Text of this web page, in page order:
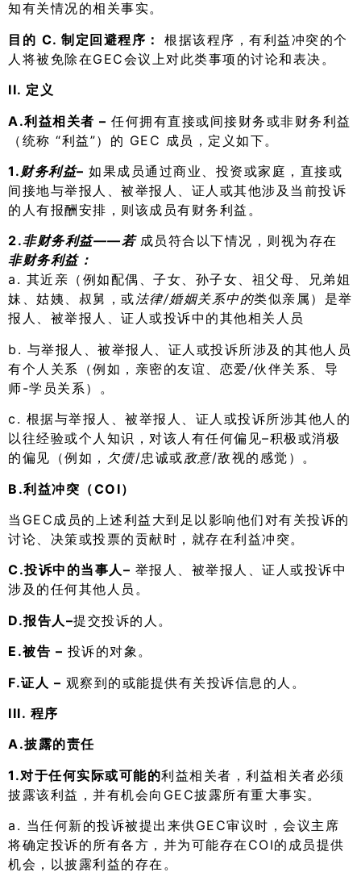
知有关情况的相关事实。
目的 C. 制定回避程序： 根据该程序，有利益冲突的个
人将被免除在GEC会议上对此类事项的讨论和表决。
II. 定义
A.利益相关者 – 任何拥有直接或间接财务或非财务利益
（统称 “利益”）的 GEC 成员，定义如下。
1. 财务利益– 如果成员通过商业、投资或家庭，直接或
间接地与举报人、被举报人、证人或其他涉及当前投诉
的人有报酬安排，则该成员有财务利益。
2.非财务利益——若 成员符合以下情况，则视为存在
非财务利益：
a. 其近亲（例如配偶、子女、孙子女、祖父母、兄弟姐
妹、姑姨、叔舅，或法律/婚姻关系中的类似亲属）是举
报人、被举报人、证人或投诉中的其他相关人员
b. 与举报人、被举报人、证人或投诉所涉及的其他人员
有个人关系（例如，亲密的友谊、恋爱/伙伴关系、导
师-学员关系）。
c. 根据与举报人、被举报人、证人或投诉所涉其他人的
以往经验或个人知识，对该人有任何偏见–积极或消极
的偏见（例如， 欠债/忠诚或敌意/敌视的感觉）。
B.利益冲突（COI）
当GEC成员的上述利益大到足以影响他们对有关投诉的
讨论、决策或投票的贡献时，就存在利益冲突。
C.投诉中的当事人– 举报人、被举报人、证人或投诉中
涉及的任何其他人员。
D.报告人–提交投诉的人。
E.被告 – 投诉的对象。
F.证人 – 观察到的或能提供有关投诉信息的人。
III. 程序
A.披露的责任
1.对于任何实际或可能的利益相关者，利益相关者必须
披露该利益，并有机会向GEC披露所有重大事实。
a. 当任何新的投诉被提出来供GEC审议时，会议主席
将确定投诉的所有各方，并为可能存在COI的成员提供
机会，以披露利益的存在。